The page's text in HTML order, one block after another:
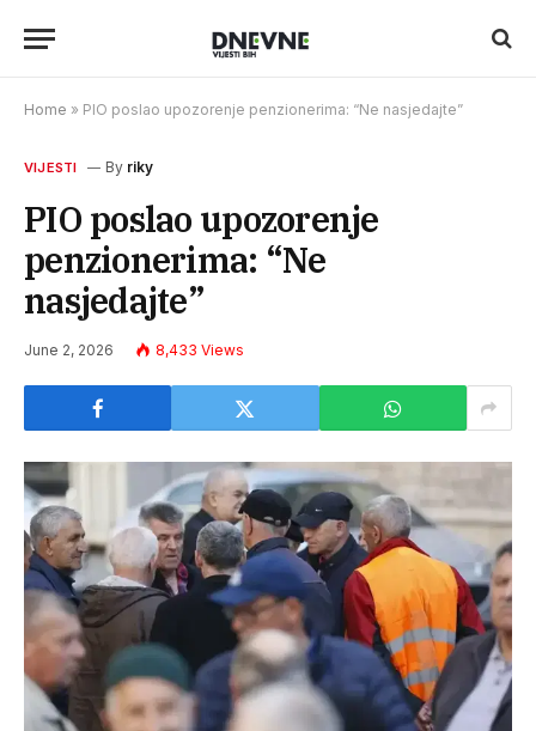
Home » PIO poslao upozorenje penzionerima: “Ne nasjedajte”
VIJESTI By riky
PIO poslao upozorenje
penzionerima: “Ne
nasjedajte”
June 2, 2026 8,433 Views